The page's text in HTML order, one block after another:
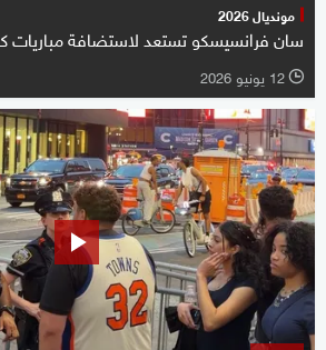
مونديال 2026
سان فرانسيسكو تستعد لاستضافة مباريات
l 12 يونيو 2026